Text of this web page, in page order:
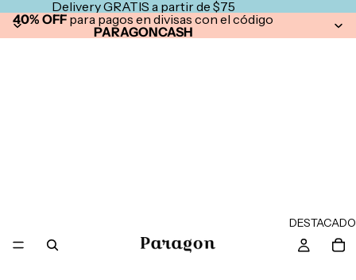
Delivery GRATIS a partir de $75
40% OFF para pagos en divisas con el código
PARAGONCASH
DESTACADO